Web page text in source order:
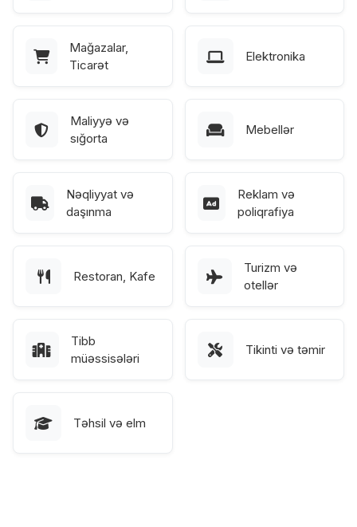
Mağazalar,
Ticarət
Elektronika
Maliyyə və
sığorta
Mebellər
Nəqliyyat və
daşınma
Reklam və
poliqrafiya
Restoran, Kafe
Turizm və
otellər
Tibb
müəssisələri
Tikinti və təmir
Təhsil və elm